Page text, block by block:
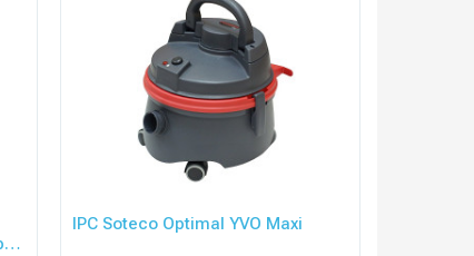
IPC Soteco Optimal YVO Maxi